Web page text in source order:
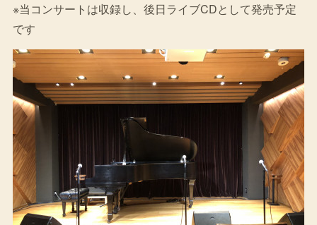
※当コンサートは収録し、後日ライブCDとして発売予定
です